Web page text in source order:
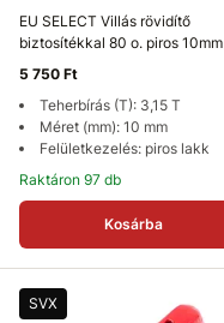
EU SELECT Villás rövidítő
biztosítékkal 80 o. piros 10mm
5 750 Ft
Teherbírás (T): 3,15 T
Méret (mm): 10 mm
Felületkezelés: piros lakk
Raktáron 97 db
Kosárba
SVX